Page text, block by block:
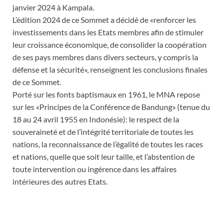
janvier 2024 à Kampala.
L’édition 2024 de ce Sommet a décidé de «renforcer les
investissements dans les Etats membres afin de stimuler
leur croissance économique, de consolider la coopération
de ses pays membres dans divers secteurs, y compris la
défense et la sécurité», renseignent les conclusions finales
de ce Sommet.
Porté sur les fonts baptismaux en 1961, le MNA repose
sur les «Principes de la Conférence de Bandung» (tenue du
18 au 24 avril 1955 en Indonésie): le respect de la
souveraineté et de l’intégrité territoriale de toutes les
nations, la reconnaissance de l’égalité de toutes les races
et nations, quelle que soit leur taille, et l’abstention de
toute intervention ou ingérence dans les affaires
intérieures des autres Etats.